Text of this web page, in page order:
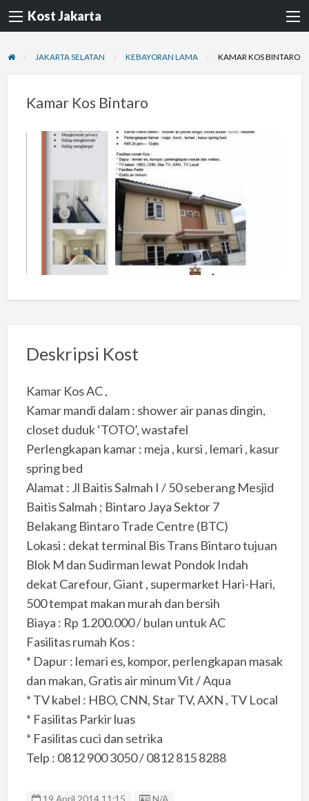
Kost Jakarta
JAKARTA SELATAN KEBAYORAN LAMA KAMAR KOS BINTARO
Kamar Kos Bintaro
Deskripsi Kost
Kamar Kos AC ,
Kamar mandi dalam : shower air panas dingin,
closet duduk ‘TOTO’, wastafel
Perlengkapan kamar : meja , kursi , lemari , kasur
spring bed
Alamat : Jl Baitis Salmah I / 50 seberang Mesjid
Baitis Salmah ; Bintaro Jaya Sektor 7
Belakang Bintaro Trade Centre (BTC)
Lokasi : dekat terminal Bis Trans Bintaro tujuan
Blok M dan Sudirman lewat Pondok Indah
dekat Carefour, Giant , supermarket Hari-Hari,
500 tempat makan murah dan bersih
Biaya : Rp 1.200.000 / bulan untuk AC
Fasilitas rumah Kos :
* Dapur : lemari es, kompor, perlengkapan masak
dan makan, Gratis air minum Vit / Aqua
* TV kabel : HBO, CNN, Star TV, AXN , TV Local
* Fasilitas Parkir luas
* Fasilitas cuci dan setrika
Telp : 0812 900 3050 / 0812 815 8288
Listing ID